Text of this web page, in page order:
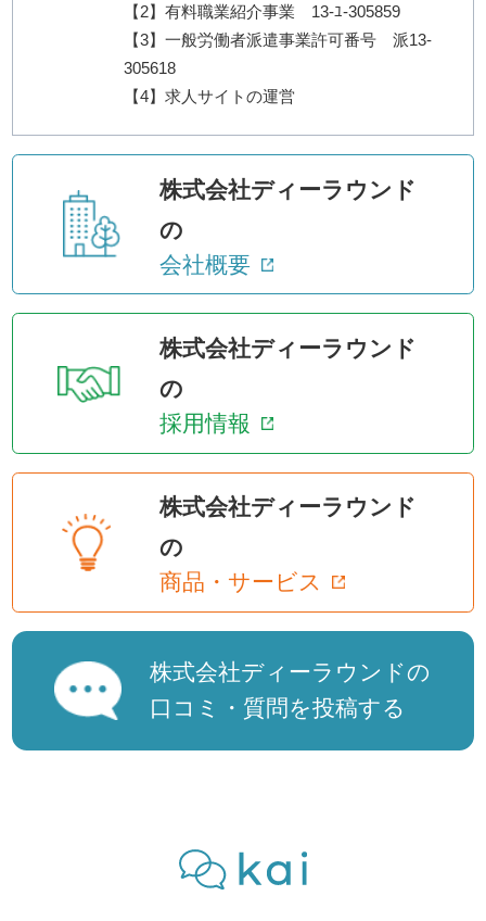
【2】有料職業紹介事業 13-ﾕ-305859
【3】一般労働者派遣事業許可番号 派13-
305618
【4】求人サイトの運営
株式会社ディーラウンド
の
会社概要
株式会社ディーラウンド
の
採用情報
株式会社ディーラウンド
の
商品・サービス
株式会社ディーラウンドの
口コミ・質問を投稿する